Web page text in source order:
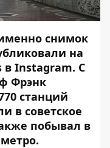
снимок
на
в Instagram. С
Фрэнк
станций
в советское
побывал в